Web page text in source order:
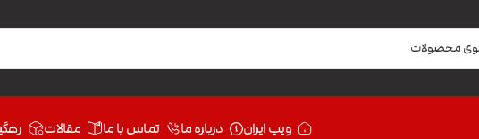
ویپ ایران درباره ما تماس با ما مقالات